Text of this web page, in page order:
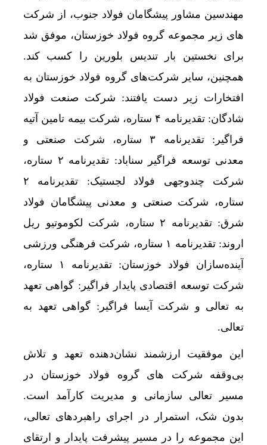
مهندسین مشاور پیشگامان فولاد جنوب، از شرکت
های زیر مجموعه‌ گروه فولاد خوزستان، موفق شد
برای نخستین بار تندیس بلورین را کسب کند.
همچنین، سایر شرکت‌های گروه فولاد خوزستان به
افتخارات زیر دست یافتند: شرکت صنعت فولاد
شادگان: تقدیرنامه ۴ ستاره، شرکت بیمه تامین آتیه
فراگیر: تقدیرنامه ۳ ستاره، شرکت صنعتی و
معدنی توسعه فراگیر سناباد: تقدیرنامه ۲ ستاره،
شرکت چندوجهی فولاد لجستیک: تقدیرنامه ۲
ستاره، شرکت صنعتی و معدنی پیشگامان فولاد
شرق: تقدیرنامه ۲ ستاره، شرکت لکوموتیو ریل
اروند: تقدیرنامه ۱ ستاره، شرکت فرهنگی ورزشی
آینده‌سازان فولاد خوزستان: تقدیرنامه ۱ ستاره،
شرکت توسعه اقتصادی پایدار فراگیر: گواهی تعهد
به تعالی و شرکت آیسا فراگیر: گواهی تعهد به
تعالی.
این موفقیت ارزشمند نشان‌دهنده تعهد و تلاش
بی‌وقفه شرکت های گروه فولاد خوزستان در
مسیر تعالی سازمانی و مدیریت کارآمد است.
بدون شک، استمرار در اجرای راهبردهای تعالی،
این مجموعه را در مسیر پیشرفت پایدار و ارتقای